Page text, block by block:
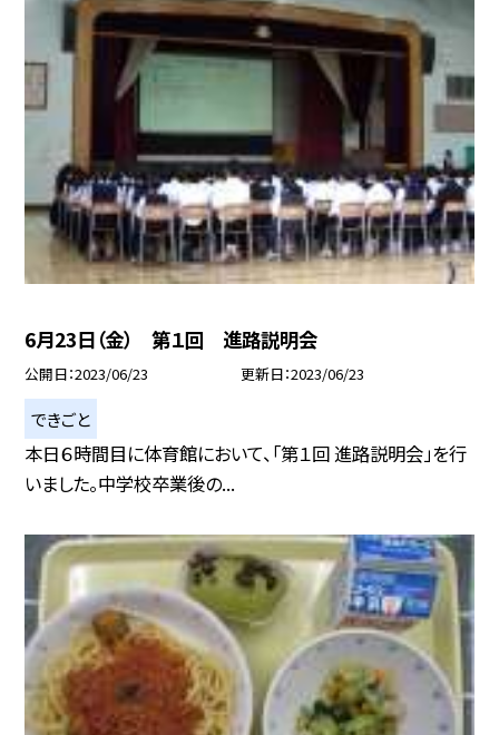
6月23日（金） 第１回 進路説明会
公開日 2023/06/23 更新日 2023/06/23
できごと
本日６時間目に体育館において、「第１回 進路説明会」を行
いました。中学校卒業後の...